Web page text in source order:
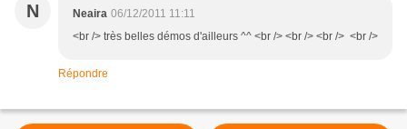
N Neaira 06/12/2011 11:11
<br /> très belles démos d'ailleurs ^^ <br /> <br /> <br /> <br />
Répondre